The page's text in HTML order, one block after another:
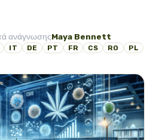
ανάγνωσηςMaya Bennett
IT DE PT FR CS RO
PL